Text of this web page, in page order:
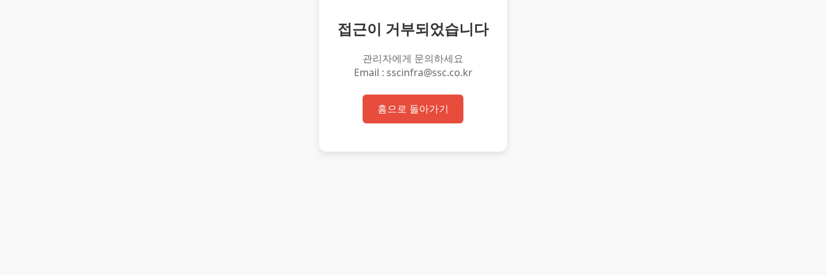
접근이 거부되었습니다
관리자에게 문의하세요
Email : sscinfra@ssc.co.kr
홈으로 돌아가기